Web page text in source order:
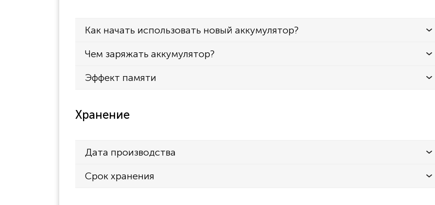
Как начать использовать новый аккумулятор?
Чем заряжать аккумулятор?
Эффект памяти
Хранение
Дата производства
Срок хранения